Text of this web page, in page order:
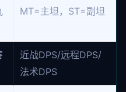
MT=主坦，ST=副坦
近战DPS/远程DPS/
法术DPS